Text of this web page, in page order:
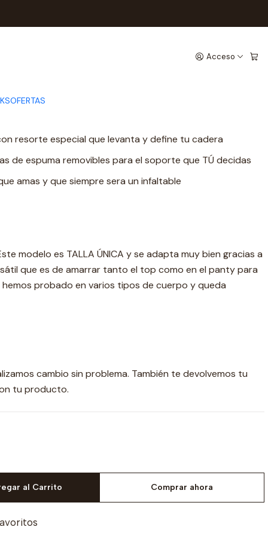
Acceso
OFERTAS
ANIMAL PRINT
en cuello, espalda y caderas - se adapta a TODAS las
resorte especial que levanta y define tu cadera
de espuma removibles para el soporte que TÚ decidas
amas y que siempre sera un infaltable
modelo es TALLA ÚNICA y se adapta muy bien gracias a
que es de amarrar tanto el top como en el panty para
probado en varios tipos de cuerpo y queda
cambio sin problema. También te devolvemos tu
tu producto.
al Carrito Comprar ahora